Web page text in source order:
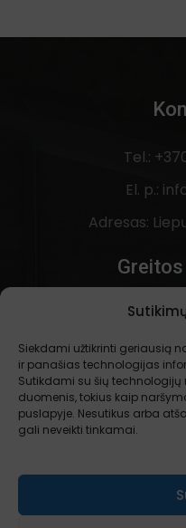
Siekdami užtikrinti geriausią
ir panašias technologijas
Sutikdami su šių
duomenis, tokius kaip
puslapyje. Nesutikus arba
gali neveikti tinkamai.
Tel.:
El. p.:
Adresas: